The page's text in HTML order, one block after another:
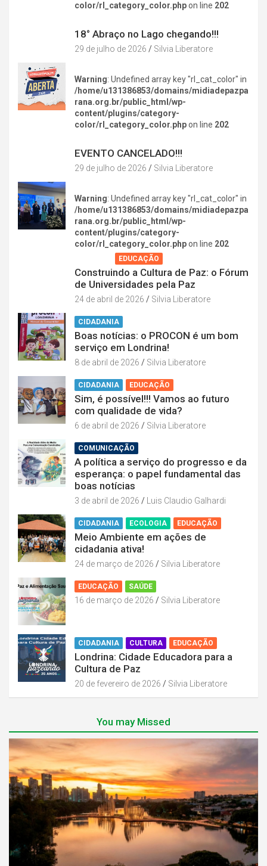
color/rl_category_color.phpon line 202
18° Abraço no Lago chegando!!!
29 de julho de 2026 Silvia Liberatore
Warning: Undefined array key "rl_cat_color" in
/home/u131386853/domains/midiadepazpa
rana.org.br/public_html/wp-
content/plugins/category-
color/rl_category_color.phpon line 202
EVENTO CANCELADO!!!
29 de julho de 2026 Silvia Liberatore
Warning: Undefined array key "rl_cat_color" in
/home/u131386853/domains/midiadepazpa
rana.org.br/public_html/wp-
content/plugins/category-
color/rl_category_color.phpon line 202
EDUCAÇÃO
Construindo a Cultura de Paz: o Fórum
de Universidades pela Paz
24 de abril de 2026 Silvia Liberatore
CIDADANIA
Boas notícias: o PROCON é um bom
serviço em Londrina!
8 de abril de 2026 Silvia Liberatore
CIDADANIA EDUCAÇÃO
Sim, é possível!!! Vamos ao futuro
com qualidade de vida?
6 de abril de 2026 Silvia Liberatore
COMUNICAÇÃO
A política a serviço do progresso e da
esperança: o papel fundamental das
boas notícias
3 de abril de 2026 Luis Claudio Galhardi
CIDADANIA ECOLOGIA EDUCAÇÃO
Meio Ambiente em ações de
cidadania ativa!
24 de março de 2026 Silvia Liberatore
EDUCAÇÃO SAÚDE
16 de março de 2026 Silvia Liberatore
CIDADANIA CULTURA EDUCAÇÃO
Londrina: Cidade Educadora para a
Cultura de Paz
20 de fevereiro de 2026 Silvia Liberatore
You may Missed